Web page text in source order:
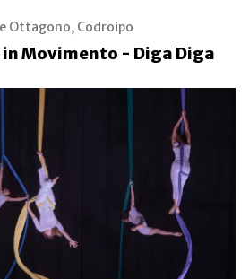
Ottagono, Codroipo
in Movimento - Diga Diga